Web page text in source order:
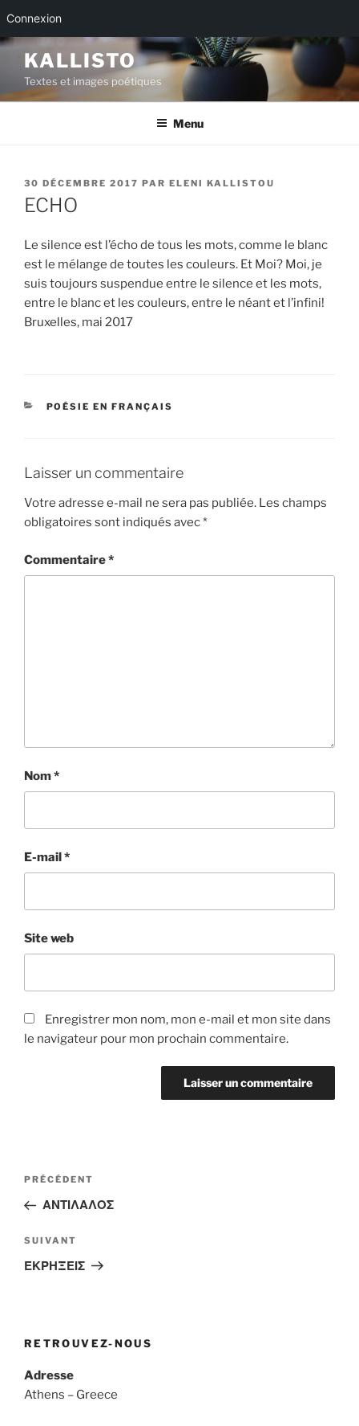
Connexion
Aller
contenu
principal
KALLISTO
Textes et images poétiques
Menu
PUBLIÉ
LE
30 DÉCEMBRE 2017 PAR ELENI KALLISTOU
ECHO
Le silence est l’écho de tous les mots, comme le blanc
est le mélange de toutes les couleurs. Et Moi? Moi, je
suis toujours suspendue entre le silence et les mots,
entre le blanc et les couleurs, entre le néant et l’infini!
Bruxelles, mai 2017
CATÉGORIES
POÉSIE EN FRANÇAIS
Laisser un commentaire
Votre adresse e-mail ne sera pas publiée. Les champs
obligatoires sont indiqués avec*
Commentaire*
Nom*
E-mail*
Site web
Enregistrer mon nom, mon e-mail et mon site dans
le navigateur pour mon prochain commentaire.
Navigation
l’article
Article
précédent
PRÉCÉDENT
ΑΝΤΙΛΑΛΟΣ
Article
suivant
SUIVANT
ΕΚΡΗΞΕΙΣ
RETROUVEZ-NOUS
Adresse
Athens – Greece